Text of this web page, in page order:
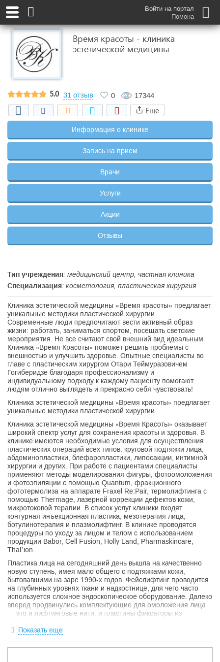
Войти на портал
Помона
Время красоты - клиника
эстетической медицины
5.0 31 отзыв 0 17344
Еще
Информация о клинике
Запись на прием
Врачи
Услуги
Акции
Отзывы
Тип учреждения: медицинский центр, частная клиника
Специализация: косметология, пластическая хирургия
Клиника эстетической медицины «Время красоты» предлагает
уникальные методики пластической хирургии.
Cовременные люди предпочитают вести активный образ
жизни: работать, заниматься спортом, посещать светские
мероприятия. Не все считают свой внешний вид идеальным.
Клиника «Время Красоты» поможет решить проблемы с
внешностью и улучшить здоровье. Опытные специалисты во
главе с пластическим хирургом Отари Теймуразовичем
Гогиберидзе благодаря профессионализму и
индивидуальному подходу к каждому пациенту помогают
людям отлично выглядеть и прекрасно себя чувствовать!
Клиника эстетической медицины «Время красоты» предлагает
уникальные методики пластической хирургии
Клиника эстетической медицины «Время Красоты» оказывает
широкий спектр услуг для сохранения красоты и здоровья. В
клинике имеются необходимые условия для осуществления
пластических операций всех типов: круговой подтяжки лица,
абдоминопластики, блефаропластики, липосакции, интимной
хирургии и других. При работе с пациентами специалисты
применяют методы моделирования фигуры, фотоомоложения
и фотоэпиляции с помощью Quantum, фракционного
фототермолиза на аппарате Fraxel Re:Pair, термолифтинга с
помощью Thermage, лазерной коррекции дефектов кожи,
микротоковой терапии. В список услуг клиники входят
контурная инъекционная пластика, мезотерапия лица,
ботулинотерапия и плазмолифтинг. В клинике проводятся
процедуры по уходу за лицом и телом с использованием
продукции Babor, Cell Fusion, Holly Land, Pharmaskincare,
Thal’ion.
Пластика лица на сегодняшний день вышла на качественно
новую ступень, имея мало общего с подтяжками кожи,
бытовавшими на заре 1990-х годов. Фейслифтинг проводится
на глубинных уровнях ткани и надкостнице, для чего часто
используется сложное эндоскопическое оборудование. Далеко
вперед продвинулись комплектующие для омоложения лица
— это и лифтинговые нити, и пластины фиксаторы из
выполненный из собственной плазмы крови пациента.
Пластика носа, являясь одной из самых консервативных
Показать еще